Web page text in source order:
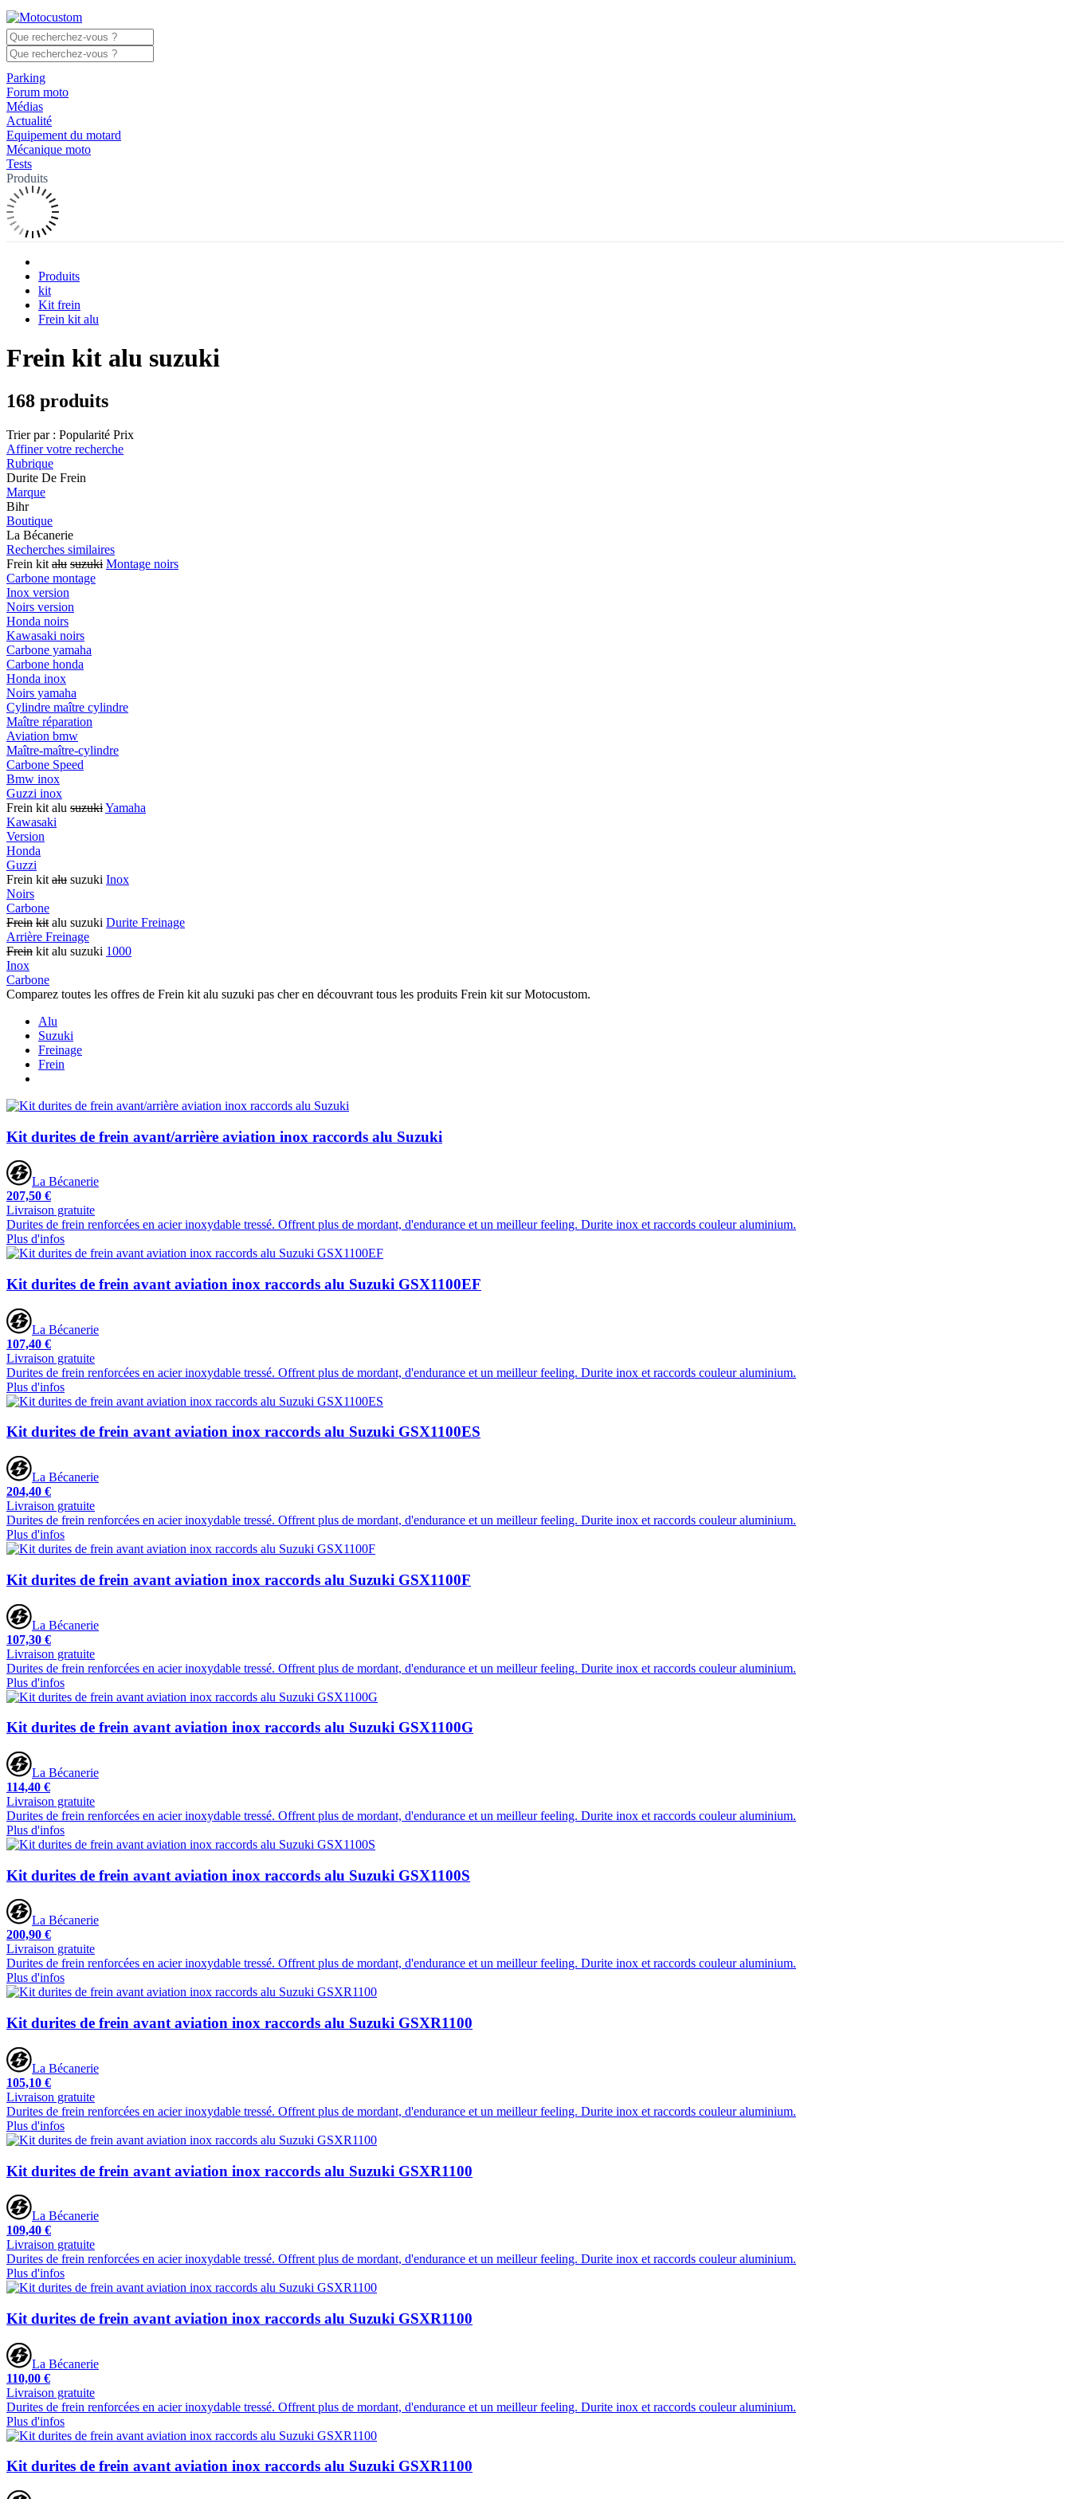
Parking
Forum moto
Médias
Actualité
Equipement du motard
Mécanique moto
Tests
Produits
Produits
kit
Kit frein
Frein kit alu
Frein kit alu suzuki
168 produits
Trier par : Popularité Prix
Affiner votre recherche
Rubrique
Durite De Frein
Marque
Bihr
Boutique
La Bécanerie
Recherches similaires
Frein kit alu suzuki Montage noirs
Carbone montage
Inox version
Noirs version
Honda noirs
Kawasaki noirs
Carbone yamaha
Carbone honda
Honda inox
Noirs yamaha
Cylindre maître cylindre
Maître réparation
Aviation bmw
Maître-maître-cylindre
Carbone Speed
Bmw inox
Guzzi inox
Frein kit alu suzukiYamaha
Kawasaki
Version
Honda
Guzzi
Frein kit alu suzuki Inox
Noirs
Carbone
Frein kit alu suzuki Durite Freinage
Arrière Freinage
Frein kit alu suzuki 1000
Inox
Carbone
Comparez toutes les offres de Frein kit alu suzuki pas cher en découvrant tous les produits Frein kit sur Motocustom.
Alu
Suzuki
Freinage
Frein
Kit durites de frein avant/arrière aviation inox raccords alu Suzuki
La Bécanerie
207,50 €
Livraison gratuite
Durites de frein renforcées en acier inoxydable tressé. Offrent plus de mordant, d'endurance et un meilleur feeling. Durite inox et raccords couleur aluminium.
Plus d'infos
Kit durites de frein avant aviation inox raccords alu Suzuki GSX1100EF
La Bécanerie
107,40 €
Livraison gratuite
Durites de frein renforcées en acier inoxydable tressé. Offrent plus de mordant, d'endurance et un meilleur feeling. Durite inox et raccords couleur aluminium.
Plus d'infos
Kit durites de frein avant aviation inox raccords alu Suzuki GSX1100ES
La Bécanerie
204,40 €
Livraison gratuite
Durites de frein renforcées en acier inoxydable tressé. Offrent plus de mordant, d'endurance et un meilleur feeling. Durite inox et raccords couleur aluminium.
Plus d'infos
Kit durites de frein avant aviation inox raccords alu Suzuki GSX1100F
La Bécanerie
107,30 €
Livraison gratuite
Durites de frein renforcées en acier inoxydable tressé. Offrent plus de mordant, d'endurance et un meilleur feeling. Durite inox et raccords couleur aluminium.
Plus d'infos
Kit durites de frein avant aviation inox raccords alu Suzuki GSX1100G
La Bécanerie
114,40 €
Livraison gratuite
Durites de frein renforcées en acier inoxydable tressé. Offrent plus de mordant, d'endurance et un meilleur feeling. Durite inox et raccords couleur aluminium.
Plus d'infos
Kit durites de frein avant aviation inox raccords alu Suzuki GSX1100S
La Bécanerie
200,90 €
Livraison gratuite
Durites de frein renforcées en acier inoxydable tressé. Offrent plus de mordant, d'endurance et un meilleur feeling. Durite inox et raccords couleur aluminium.
Plus d'infos
Kit durites de frein avant aviation inox raccords alu Suzuki GSXR1100
La Bécanerie
105,10 €
Livraison gratuite
Durites de frein renforcées en acier inoxydable tressé. Offrent plus de mordant, d'endurance et un meilleur feeling. Durite inox et raccords couleur aluminium.
Plus d'infos
Kit durites de frein avant aviation inox raccords alu Suzuki GSXR1100
La Bécanerie
109,40 €
Livraison gratuite
Durites de frein renforcées en acier inoxydable tressé. Offrent plus de mordant, d'endurance et un meilleur feeling. Durite inox et raccords couleur aluminium.
Plus d'infos
Kit durites de frein avant aviation inox raccords alu Suzuki GSXR1100
La Bécanerie
110,00 €
Livraison gratuite
Durites de frein renforcées en acier inoxydable tressé. Offrent plus de mordant, d'endurance et un meilleur feeling. Durite inox et raccords couleur aluminium.
Plus d'infos
Kit durites de frein avant aviation inox raccords alu Suzuki GSXR1100